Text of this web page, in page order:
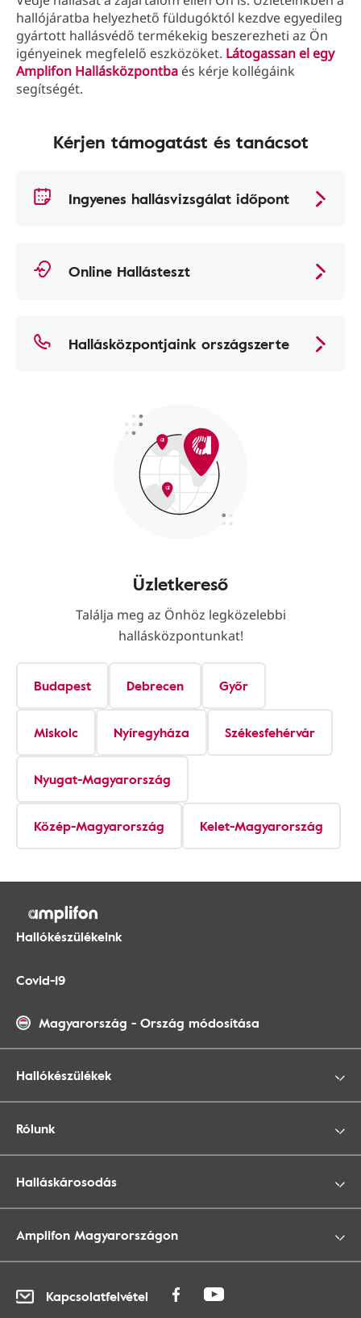
hallójáratba helyezhető füldugóktól kezdve egyedileg
gyártott hallásvédő termékekig beszerezheti az Ön
igényeinek megfelelő eszközöket. Látogassan el egy
Amplifon Hallásközpontba és kérje kollégáink
segítségét.
Kérjen támogatást és tanácsot
Ingyenes hallásvizsgálat időpont
Online Hallásteszt
Hallásközpontjaink országszerte
Üzletkereső
Találja meg az Önhöz legközelebbi
hallásközpontunkat!
Budapest Debrecen Győr
Miskolc Nyíregyháza Székesfehérvár
Nyugat-Magyarország
Közép-Magyarország Kelet-Magyarország
Hallókészülékeink
Covid-19
Magyarország - Ország módosítása
Hallókészülékek
Rólunk
Halláskárosodás
Amplifon Magyarországon
Kapcsolatfelvétel